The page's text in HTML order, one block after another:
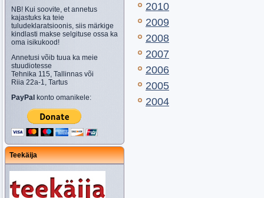
NB! Kui soovite, et annetus
kajastuks ka teie
tuludeklaratsioonis, siis märkige
kindlasti makse selgituse ossa ka
oma isikukood!
Annetusi võib tuua ka meie
stuudiotesse
Tehnika 115, Tallinnas või
Riia 22a-1, Tartus
PayPal konto omanikele:
Teekäija
2010
2009
2008
2007
2006
2005
2004